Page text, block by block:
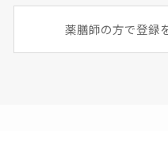
薬膳師の方で登録